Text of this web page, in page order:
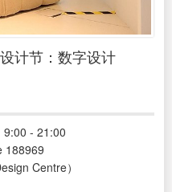
计节：数字设计
9:00 - 21:00
188969
Centre）